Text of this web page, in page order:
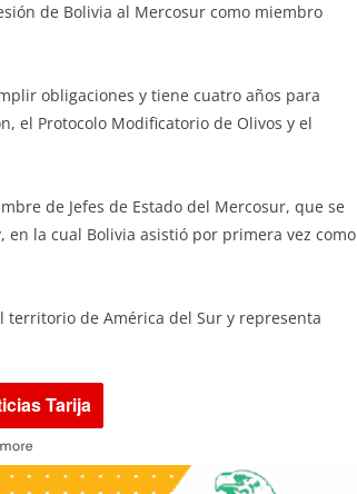
de Bolivia al Mercosur como miembro
obligaciones y tiene cuatro años para
el Protocolo Modificatorio de Olivos y el
de Jefes de Estado del Mercosur, que se
la cual Bolivia asistió por primera vez como
territorio de América del Sur y representa